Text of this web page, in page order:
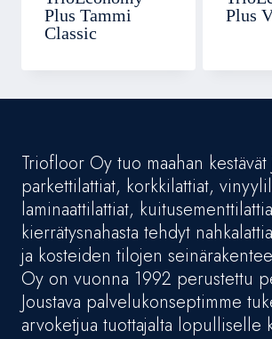
Plus Tammi
Classic
Plus
Triofloor Oy tuo maahan kestävät
parkettilattiat, korkkilattiat,
laminaattilattiat,
kierrätysnahasta tehdyt
ja kosteiden tilojen
Oy on vuonna 1992 perustettu
Joustava palvelukonseptimme
arvoketjua tuottajalta lopulliselle